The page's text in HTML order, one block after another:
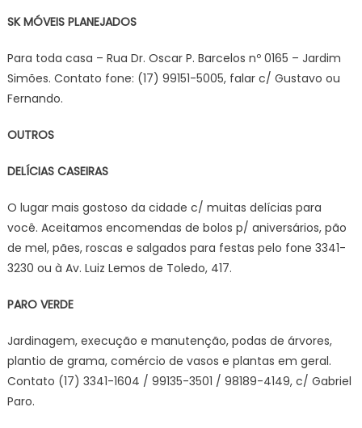
SK MÓVEIS PLANEJADOS
Para toda casa – Rua Dr. Oscar P. Barcelos nº 0165 – Jardim
Simões. Contato fone: (17) 99151-5005, falar c/ Gustavo ou
Fernando.
OUTROS
DELÍCIAS CASEIRAS
O lugar mais gostoso da cidade c/ muitas delícias para
você. Aceitamos encomendas de bolos p/ aniversários, pão
de mel, pães, roscas e salgados para festas pelo fone 3341-
3230 ou à Av. Luiz Lemos de Toledo, 417.
PARO VERDE
Jardinagem, execução e manutenção, podas de árvores,
plantio de grama, comércio de vasos e plantas em geral.
Contato (17) 3341-1604 / 99135-3501 / 98189-4149, c/ Gabriel
Paro.